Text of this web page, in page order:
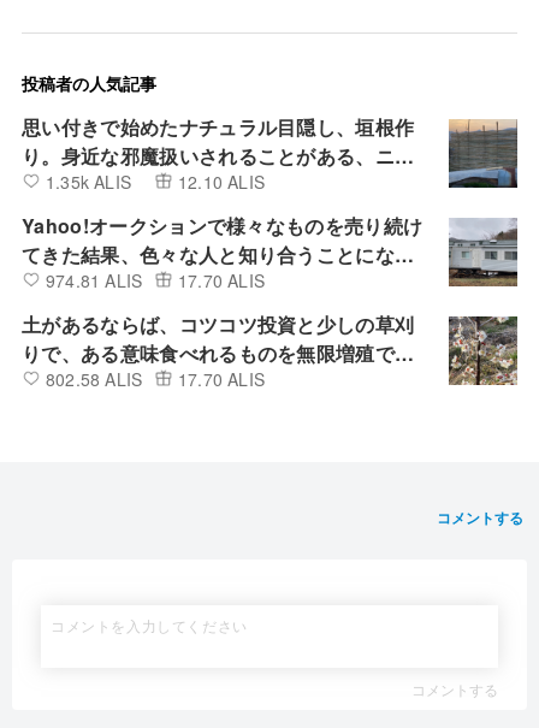
投稿者の人気記事
思い付きで始めたナチュラル目隠し、垣根作
り。身近な邪魔扱いされることがある、ニセ
アカシアや竹を活用したアート作品
1.35k ALIS 12.10 ALIS
Yahoo!オークションで様々なものを売り続け
てきた結果、色々な人と知り合うことにな
り、驚きや学び、想像していなかった世界が
広がり続けている。
974.81 ALIS 17.70 ALIS
土があるならば、コツコツ投資と少しの草刈
りで、ある意味食べれるものを無限増殖でき
る。802.58 ALIS 17.70 ALIS
コメントする
コメントする